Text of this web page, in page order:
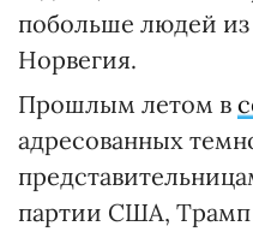
побольше людей из
Норвегия.
Прошлым летом в
адресованных
партии США, Трамп